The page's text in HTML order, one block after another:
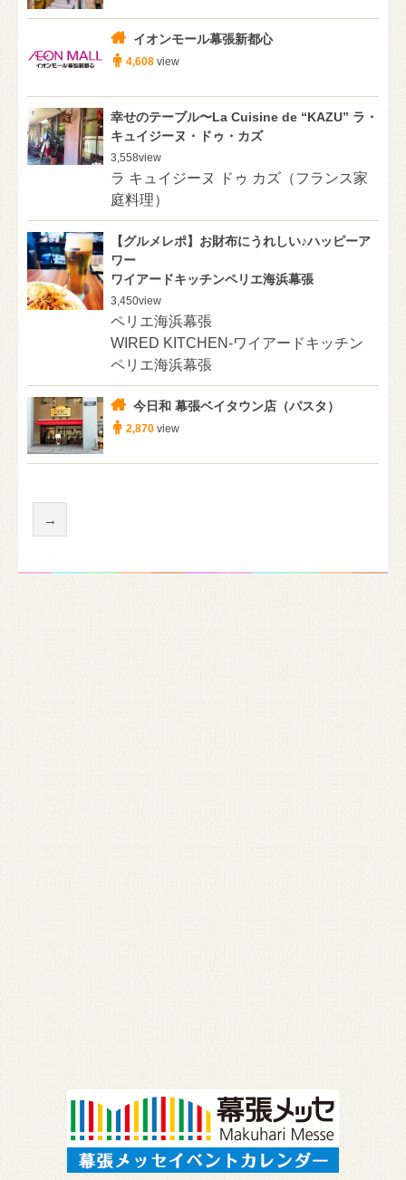
イオンモール幕張新都心
4,608 view
幸せのテーブル〜La Cuisine de “KAZU” ラ・
キュイジーヌ・ドゥ・カズ
3,558view
ラ キュイジーヌ ドゥ カズ（フランス家
庭料理）
【グルメレポ】お財布にうれしい♪ハッピーア
ワー
ワイアードキッチンペリエ海浜幕張
3,450view
ペリエ海浜幕張
WIRED KITCHEN-ワイアードキッチン
ペリエ海浜幕張
今日和 幕張ベイタウン店（パスタ）
2,870 view
→